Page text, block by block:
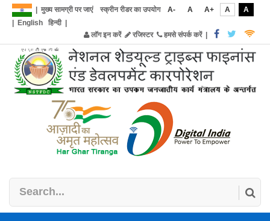
मुख्य सामग्री पर जाएं स्क्रीन रीडर का उपयोग A- A A+ A
A
English हिन्दी|
लॉग इन करें
रजिस्टर हमसे संपर्क करें|